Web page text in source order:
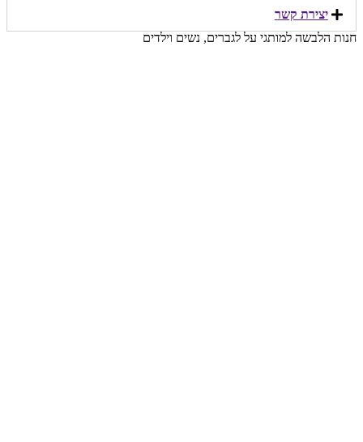
יצירת קשר​
חנות הלבשה למותגי על לגברים, נשים וילדים